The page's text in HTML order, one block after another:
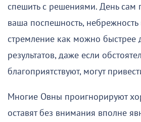
спешить с решениями. День сам
ваша поспешность, небрежность
стремление как можно быстрее
результатов, даже если
благоприятствуют, могут
Многие Овны проигнорируют
оставят без внимания вполне